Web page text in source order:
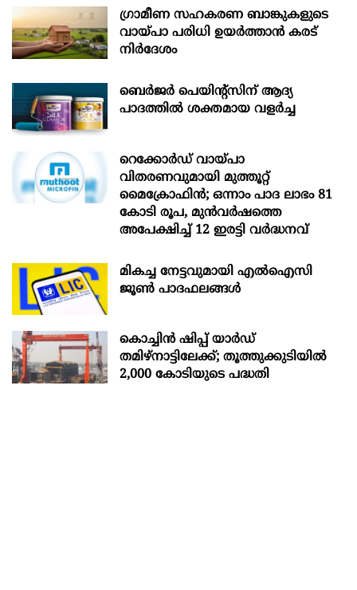
ഗ്രാമീണ സഹകരണ ബാങ്കുകളുടെ
വായ്പാ പരിധി ഉയർത്താൻ കരട്
നിർദേശം
ബെർജർ പെയിന്റ്സിന് ആദ്യ
പാദത്തിൽ ശക്തമായ വളർച്ച
റെക്കോർഡ് വായ്പാ
വിതരണവുമായി മുത്തൂറ്റ്
മൈക്രോഫിൻ; ഒന്നാം പാദ ലാഭം 81
കോടി രൂപ, മുൻവർഷത്തെ
അപേക്ഷിച്ച് 12 ഇരട്ടി വർദ്ധനവ്
മികച്ച നേട്ടവുമായി എൽഐസി
ജൂൺ പാദഫലങ്ങൾ
കൊച്ചിന്‍ ഷിപ്പ് യാർഡ്
തമിഴ്നാട്ടിലേക്ക്; തൂത്തുക്കുടിയിൽ
2,000 കോടിയുടെ പദ്ധതി